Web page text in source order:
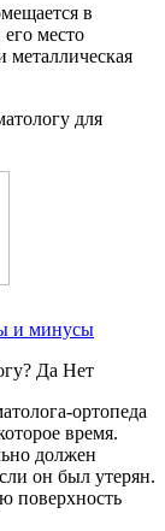
в
место
металлическая
для
и минусы
Да Нет
ортопеда
время.
должен
он был утерян.
поверхность